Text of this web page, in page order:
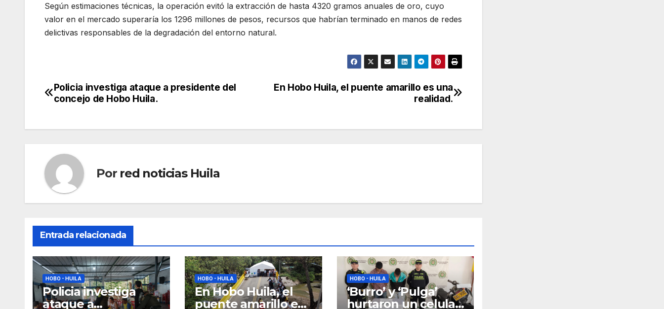
Según estimaciones técnicas, la operación evitó la extracción de hasta 4320 gramos anuales de oro, cuyo
valor en el mercado superaría los 1296 millones de pesos, recursos que habrían terminado en manos de redes
delictivas responsables de la degradación del entorno natural.
Navegación
entradas
En Hobo Huila, el puente amarillo es una
realidad.
Policia investiga ataque a presidente del
concejo de Hobo Huila.
Por red noticias Huila
Entrada relacionada
HOBO - HUILA
Policia investiga
ataque a
HOBO - HUILA
En Hobo Huila, el
puente amarillo es
HOBO - HUILA
‘Burro’ y ‘Pulga’
hurtaron un celular